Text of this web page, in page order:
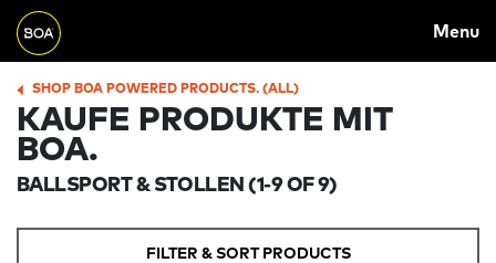
Skip to main content
NAVIGATION
Menu
BREADCRUMB
SHOP BOA POWERED PRODUCTS. (ALL)
KAUFE PRODUKTE MIT
BOA.
BALLSPORT & STOLLEN (1-9 OF 9)
FILTER & SORT PRODUCTS